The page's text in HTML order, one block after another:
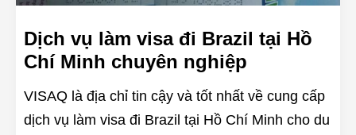
Dịch vụ làm visa đi Brazil tại Hồ
Chí Minh chuyên nghiệp
VISAQ là địa chỉ tin cậy và tốt nhất về cung cấp
dịch vụ làm visa đi Brazil tại Hồ Chí Minh cho du